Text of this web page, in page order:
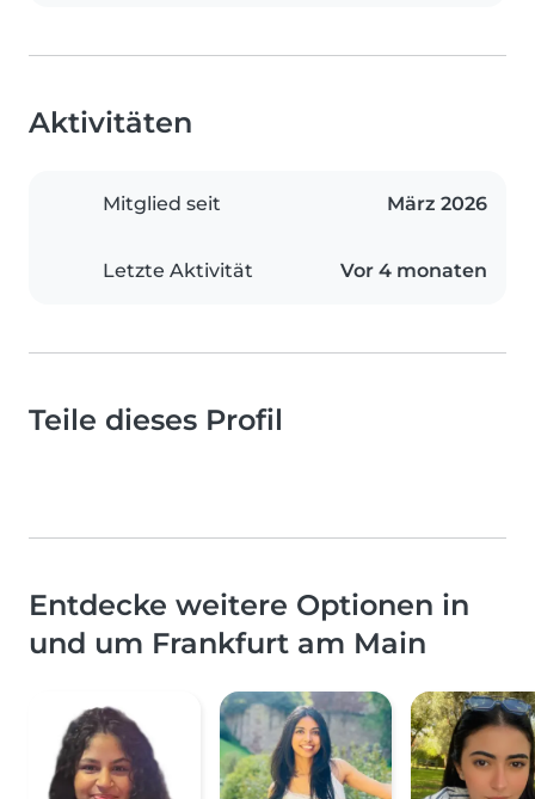
Aktivitäten
Mitglied seit März 2026
Letzte Aktivität Vor 4 monaten
Teile dieses Profil
Entdecke weitere Optionen in
und um Frankfurt am Main